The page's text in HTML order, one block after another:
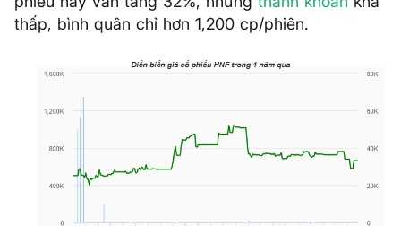
thấp, bình quân chỉ hơn 1,200 cp/phiên.